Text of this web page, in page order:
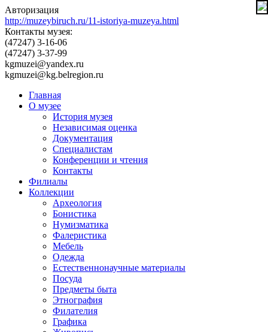
Авторизация
http://muzeybiruch.ru/11-istoriya-muzeya.html
Контакты музея:
(47247) 3-16-06
(47247) 3-37-99
kgmuzei@yandex.ru
kgmuzei@kg.belregion.ru
Главная
О музее
История музея
Независимая оценка
Документация
Специалистам
Конференции и чтения
Контакты
Филиалы
Коллекции
Археология
Бонистика
Нумизматика
Фалеристика
Мебель
Одежда
Естественнонаучные материалы
Посуда
Предметы быта
Этнография
Филателия
Графика